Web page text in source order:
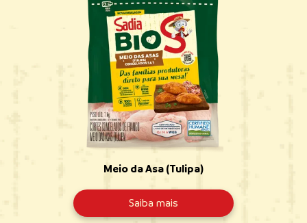
Meio da Asa (Tulipa)
Saiba mais